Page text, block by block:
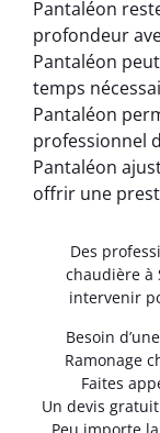
Pantaléon
profondeur
Pantaléon
temps
Pantaléon
professionnel
Pantaléon
offrir une
Des
chaudière à
intervenir
Besoin
Ramonage
Faites
Un devis